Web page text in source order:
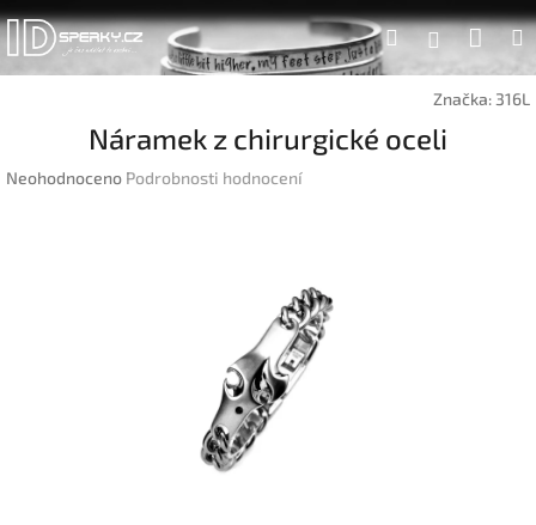
Přejít
na
obsah
Hledat
Značka: 316L
Náramek z chirurgické oceli
Průměrné
Neohodnoceno Podrobnosti hodnocení